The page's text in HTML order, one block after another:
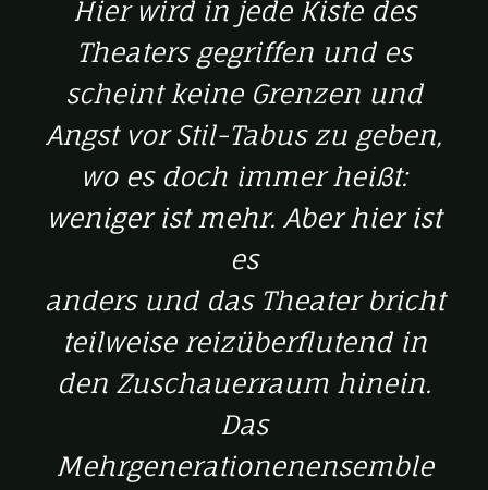
Hier wird in jede Kiste des
Theaters gegriffen und es
scheint keine Grenzen und
Angst vor Stil-Tabus zu geben,
wo es doch immer heißt:
weniger ist mehr. Aber hier ist
es
anders und das Theater bricht
teilweise reizüberflutend in
den Zuschauerraum hinein.
Das
Mehrgenerationenensemble